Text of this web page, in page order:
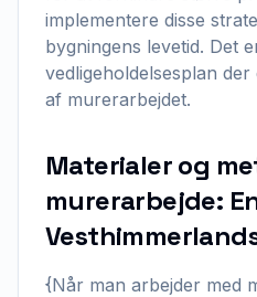
implementere disse
bygningens levetid. Det
vedligeholdelsesplan
af murerarbejdet.
Materialer og
murerarbejde:
{Når man arbejder med